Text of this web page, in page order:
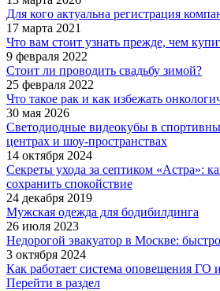
Для кого актуальна регистрация
17 марта 2021
Что вам стоит узнать прежде, чем
9 февраля 2022
Стоит ли проводить свадьбу зимой?
25 февраля 2022
Что такое рак и как избежать
30 мая 2026
Светодиодные видеокубы в
центрах и шоу-пространствах
14 октября 2024
Секреты ухода за септиком «Астра»:
сохранить спокойствие
24 декабря 2019
Мужская одежда для бодибилдинга
26 июля 2023
Недорогой эвакуатор в Москве:
3 октября 2024
Как работает система оповещения ГО
Перейти в раздел